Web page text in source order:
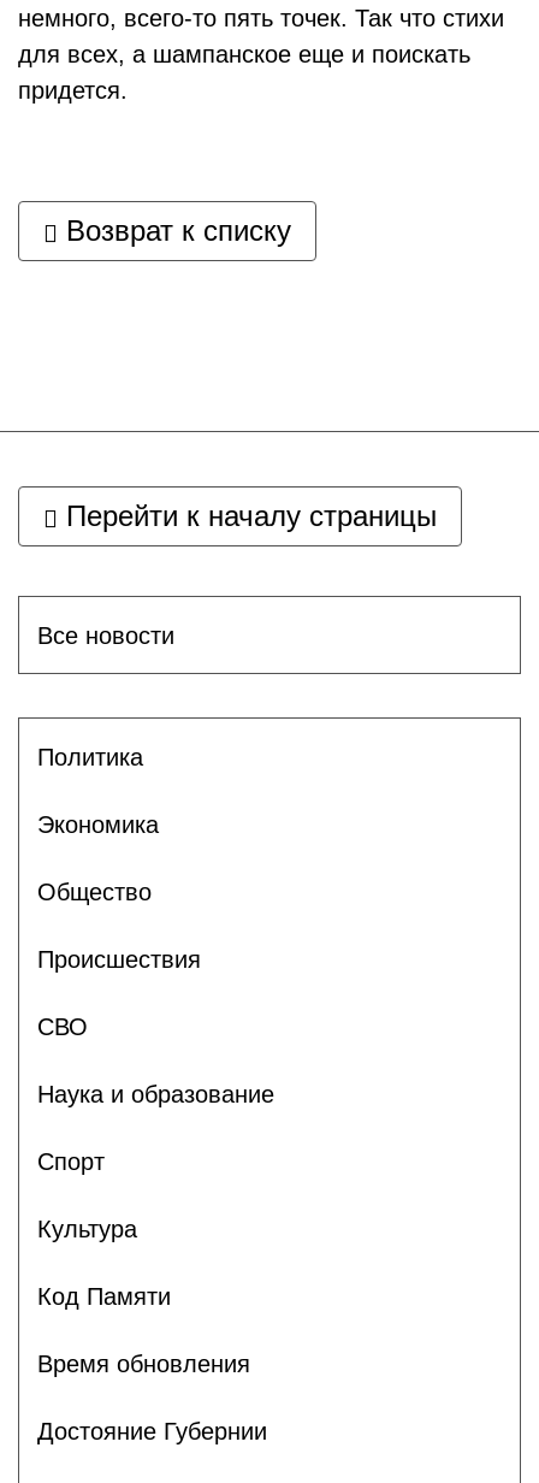
немного, всего-то пять точек. Так что стихи
для всех, а шампанское еще и поискать
придется.
Возврат к списку
Перейти к началу страницы
Все новости
Политика
Экономика
Общество
Происшествия
СВО
Наука и образование
Спорт
Культура
Код Памяти
Время обновления
Достояние Губернии